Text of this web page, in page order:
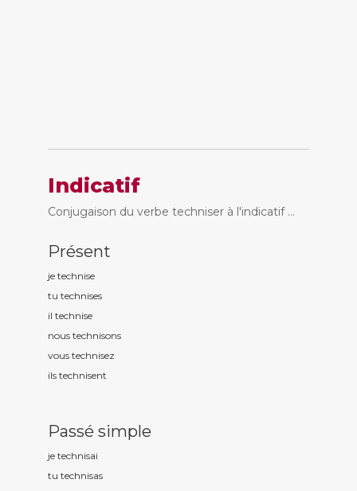
Indicatif
Conjugaison du verbe techniser à l'indicatif ...
Présent
je technise
tu technises
il technise
nous technisons
vous technisez
ils technisent
Passé simple
je technisai
tu technisas